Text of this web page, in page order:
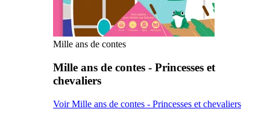
Mille ans de contes
Mille ans de contes - Princesses et
chevaliers
Voir Mille ans de contes - Princesses et chevaliers